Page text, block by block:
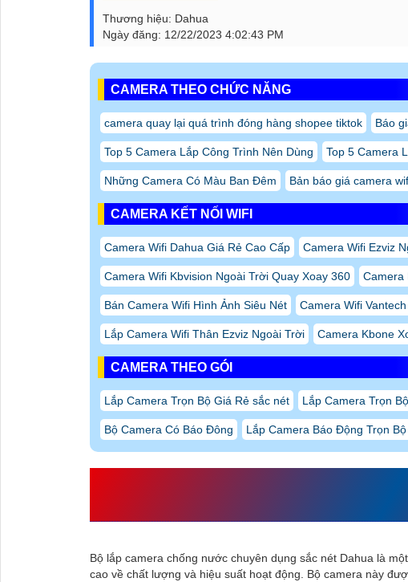
Thương hiệu: Dahua
Ngày đăng: 12/22/2023 4:02:43 PM
CAMERA THEO CHỨC NĂNG
camera quay lại quá trình đóng hàng shopee tiktok Báo
Top 5 Camera Lắp Công Trình Nên Dùng Top 5 Camera
Những Camera Có Màu Ban Đêm Bản báo giá camera
CAMERA KẾT NỐI WIFI
Camera Wifi Dahua Giá Rẻ Cao Cấp Camera Wifi Ezviz
Camera Wifi Kbvision Ngoài Trời Quay Xoay 360 Camera
Bán Camera Wifi Hình Ảnh Siêu Nét Camera Wifi
Lắp Camera Wifi Thân Ezviz Ngoài Trời Camera Kbone
CAMERA THEO GÓI
Lắp Camera Trọn Bộ Giá Rẻ sắc nét Lắp Camera Trọn
Bộ Camera Có Báo Đông Lắp Camera Báo Động Trọn
Bộ lắp camera chống nước chuyên dụng sắc nét Dahua là
cao về chất lượng và hiệu suất hoạt động. Bộ camera này